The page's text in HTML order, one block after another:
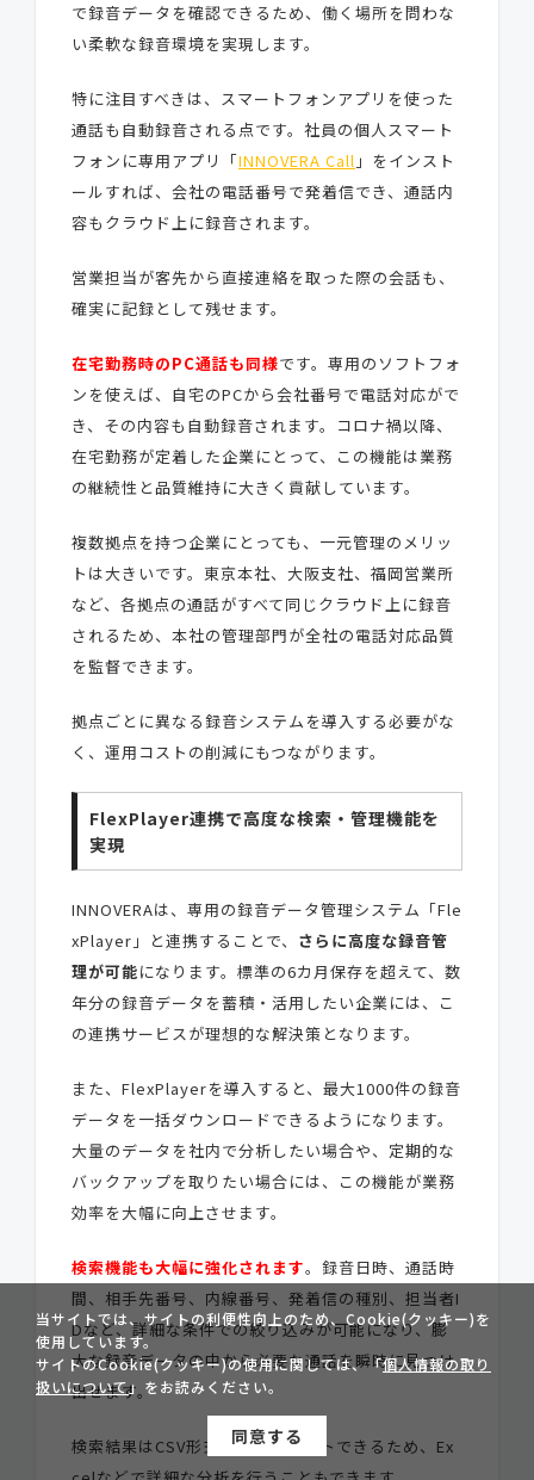
で録音データを確認できるため、働く場所を問わな
い柔軟な録音環境を実現します。
特に注目すべきは、スマートフォンアプリを使った
通話も自動録音される点です。社員の個人スマート
フォンに専用アプリ「INNOVERA Call 」をインスト
ールすれば、会社の電話番号で発着信でき、通話内
容もクラウド上に録音されます。
営業担当が客先から直接連絡を取った際の会話も、
確実に記録として残せます。
在宅勤務時のPC通話も同様です。専用のソフトフォ
ンを使えば、自宅のPCから会社番号で電話対応がで
き、その内容も自動録音されます。コロナ禍以降、
在宅勤務が定着した企業にとって、この機能は業務
の継続性と品質維持に大きく貢献しています。
複数拠点を持つ企業にとっても、一元管理のメリッ
トは大きいです。東京本社、大阪支社、福岡営業所
など、各拠点の通話がすべて同じクラウド上に録音
されるため、本社の管理部門が全社の電話対応品質
を監督できます。
拠点ごとに異なる録音システムを導入する必要がな
く、運用コストの削減にもつながります。
FlexPlayer連携で高度な検索・管理機能を
実現
INNOVERAは、専用の録音データ管理システム「Fle
xPlayer」と連携することで、 さらに高度な録音管
理が可能になります。標準の6カ月保存を超えて、数
年分の録音データを蓄積・活用したい企業には、こ
の連携サービスが理想的な解決策となります。
また、FlexPlayerを導入すると、最大1000件の録音
データを一括ダウンロードできるようになります。
大量のデータを社内で分析したい場合や、定期的な
バックアップを取りたい場合には、この機能が業務
効率を大幅に向上させます。
検索機能も大幅に強化されます。録音日時、通話時
間、相手先番号、内線番号、発着信の種別、担当者I
Dなど、詳細な条件での絞り込みが可能になり、膨
大な録音データの中から必要な通話を瞬時に見つけ
出せます。
検索結果はCSV形式でエクスポートできるため、Ex
当サイトでは、サイトの利便性向上のため、Cookie(クッキー)を
使用しています。
サイトのCookie(クッキー)の使用に関しては、「個人情報の取り
扱いについて」をお読みください。
同意する